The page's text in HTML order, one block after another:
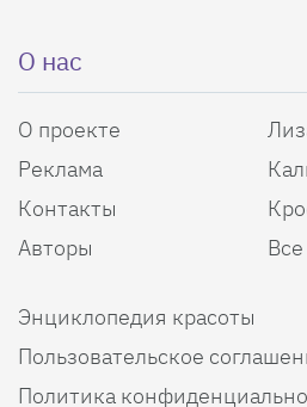
О нас
О проекте
Реклама
Контакты
Авторы
Все
Энциклопедия красоты
Пользовательское
Политика